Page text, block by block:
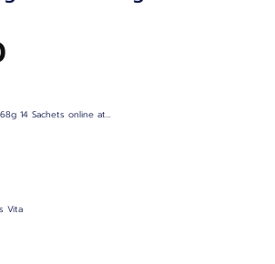
14 Sachets online at…
Vita